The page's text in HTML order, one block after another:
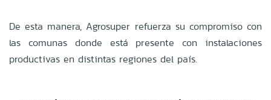
De esta manera, Agrosuper refuerza su compromiso con
las comunas donde está presente con instalaciones
productivas en distintas regiones del país.